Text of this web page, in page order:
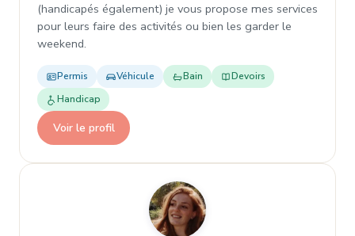
(handicapés également) je vous propose mes services
pour leurs faire des activités ou bien les garder le
weekend.
Permis Véhicule Bain
Devoirs
Handicap
Voir le profil